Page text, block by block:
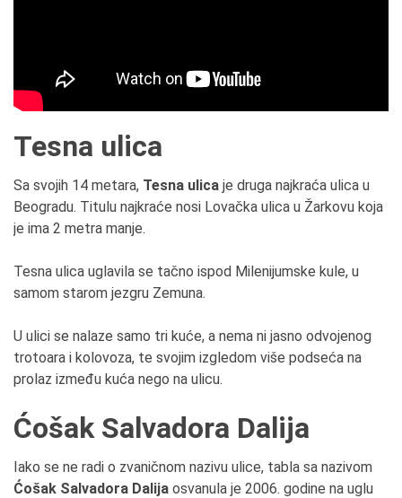
Tesna ulica
Sa svojih 14 metara, Tesna ulica je druga najkraća ulica u
Beogradu. Titulu najkraće nosi Lovačka ulica u Žarkovu koja
je ima 2 metra manje.
Tesna ulica uglavila se tačno ispod Milenijumske kule, u
samom starom jezgru Zemuna.
U ulici se nalaze samo tri kuće, a nema ni jasno odvojenog
trotoara i kolovoza, te svojim izgledom više podseća na
prolaz između kuća nego na ulicu.
Ćošak Salvadora Dalija
Iako se ne radi o zvaničnom nazivu ulice, tabla sa nazivom
Ćošak Salvadora Dalija osvanula je 2006. godine na uglu